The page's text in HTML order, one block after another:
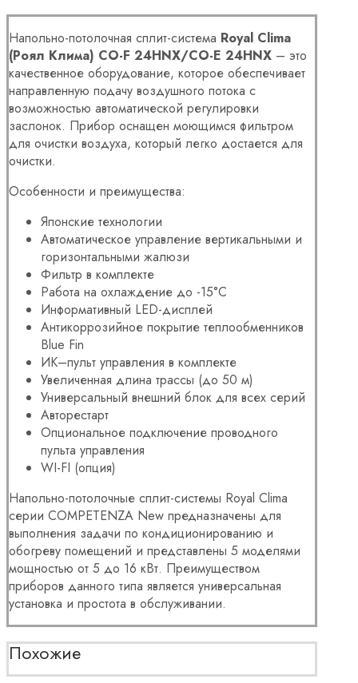
Напольно-потолочная сплит-система Royal Clima
(Роял Клима) CO-F 24HNX/CO-E 24HNX – это
качественное оборудование, которое обеспечивает
направленную подачу воздушного потока с
возможностью автоматической регулировки
заслонок. Прибор оснащен моющимся фильтром
для очистки воздуха, который легко достается для
очистки.
Особенности и преимущества:
Японские технологии
Автоматическое управление вертикальными и
горизонтальными жалюзи
Фильтр в комплекте
Работа на охлаждение до -15°С
Информативный LED-дисплей
Антикоррозийное покрытие теплообменников
Blue Fin
ИК–пульт управления в комплекте
Увеличенная длина трассы (до 50 м)
Универсальный внешний блок для всех серий
Авторестарт
Опциональное подключение проводного
пульта управления
WI-FI (опция)
Напольно-потолочные сплит-системы Royal Clima
серии COMPETENZA New предназначены для
выполнения задачи по кондиционированию и
обогреву помещений и представлены 5 моделями
мощностью от 5 до 16 кВт. Преимуществом
приборов данного типа является универсальная
установка и простота в обслуживании.
Похожие